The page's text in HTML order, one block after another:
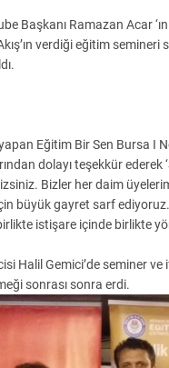
Başkanı Ramazan Acar ‘ın
verdiği eğitim
Eğitim Bir Sen Bursa I
dolayı teşekkür ederek
Bizler her daim
büyük gayret sarf
istişare içinde birlikte
Halil Gemici’de seminer
sonrası sonra erdi.